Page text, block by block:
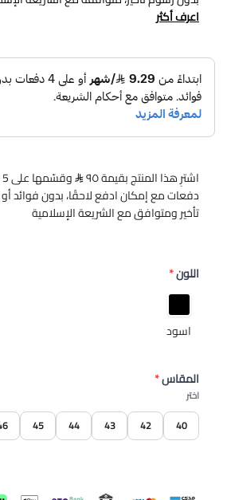
اعرف أكثر
اشترِ هذا المنتج بقيمة ٩٥
وقسّمها على 5
دفعات مع إمكان ادفع لاحقًا، بدون فوائد
تأخير ومتوافق مع الشريعة الإسلامية
اللون*
اسود
المقاس*
اختر
40
42
43
44
45